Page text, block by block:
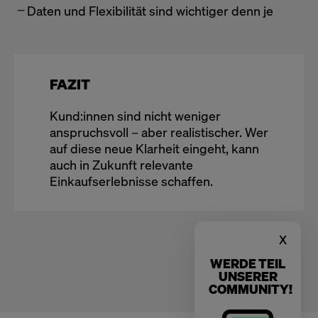
Daten und Flexibilität sind wichtiger denn je
FAZIT
Kund:innen sind nicht weniger
anspruchsvoll – aber realistischer. Wer
auf diese neue Klarheit eingeht, kann
auch in Zukunft relevante
Einkaufserlebnisse schaffen.
x
WERDE TEIL
UNSERER
COMMUNITY!